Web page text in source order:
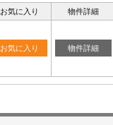
お気に入り 物件詳細
お気に入り 物件詳細